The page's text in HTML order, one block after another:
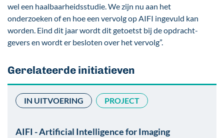
wel een haalbaarheidsstudie. We zijn nu aan het
onderzoeken of en hoe een vervolg op AIFI ingevuld kan
worden. Eind dit jaar wordt dit getoetst bij de opdracht­
gevers en wordt er besloten over het vervolg”.
Gerelateerde initiatieven
IN UITVOERING PROJECT
AIFI - Artificial Intelligence for Imaging